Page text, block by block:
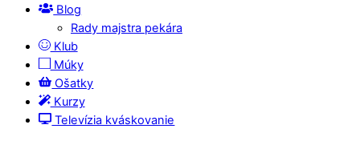
Blog
Rady majstra pekára
Klub
Múky
Ošatky
Kurzy
Televízia kváskovanie